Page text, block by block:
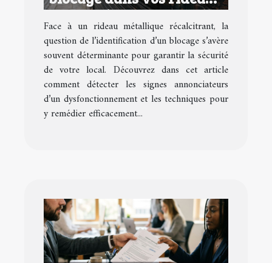
métalliques ?
Face à un rideau métallique récalcitrant, la
question de l’identification d’un blocage s’avère
souvent déterminante pour garantir la sécurité
de votre local. Découvrez dans cet article
comment détecter les signes annonciateurs
d’un dysfonctionnement et les techniques pour
y remédier efficacement...